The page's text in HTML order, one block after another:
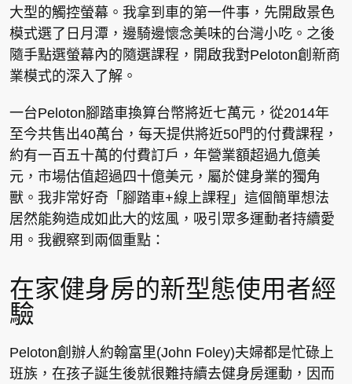
大型的觸控螢幕。我拿到車的第一件事，先開啟景色
模式選了日月潭，邊騎邊懷念美味的台灣小吃。之後
隨手點選螢幕內的隨選課程，開啟我對Peloton創新商
業模式的深入了解。
一台Peloton腳踏車換算台幣將近七萬元，從2014年
至今共售出40萬台，每天提供將近50門的付費課程，
約有一百五十萬的付費訂戶，年營業額超過九億美
元，市場估值超過四十億美元，屬於健身業的獨角
獸。我非常好奇「腳踏車+線上課程」這個簡單想法
居然能夠造成如此大的炫風，吸引眾多運動者持續愛
用。我觀察到兩個重點：
在家健身房的新型態使用者經
驗
Peloton創辦人約翰富里(John Foley)夫婦都是忙碌上
班族，在孩子誕生後就很難持續去健身房運動，因而